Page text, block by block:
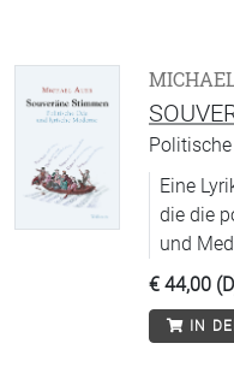
Eine
die die
und
€ 44,00
IN